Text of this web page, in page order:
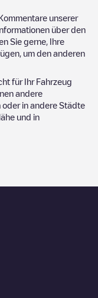
unserer
über den
Sie gerne, Ihre
um den anderen
für Ihr Fahrzeug
andere
in andere Städte
und in